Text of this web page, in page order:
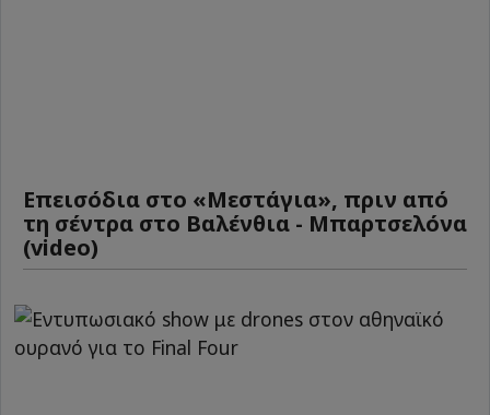
Επεισόδια στο «Μεστάγια», πριν από
τη σέντρα στο Βαλένθια - Μπαρτσελόνα
(video)